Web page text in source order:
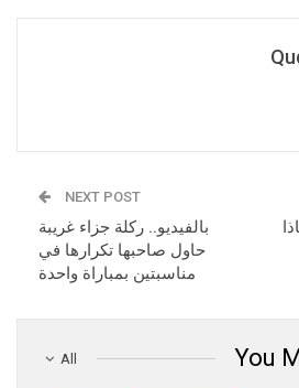
NEXT POST
بالفيديو.. ركلة جزاء غريبة
حاول صاحبها تكرارها في
مناسبتين بمباراة واحدة
All You